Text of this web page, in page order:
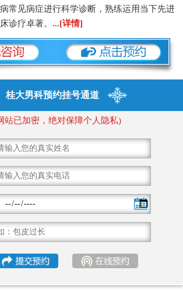
常见病症进行科学诊断，熟练运用当下先进
诊疗卓著。 ...[详情]
桂大男科预约挂号通道
站已加密，绝对保障个人隐私)